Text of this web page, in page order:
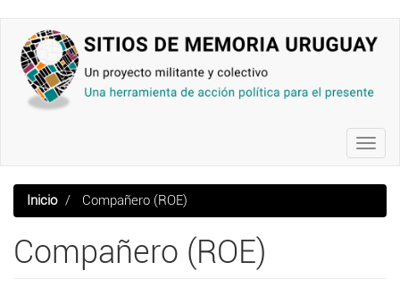
contenido
principal
Inicio Compañero (ROE)
Compañero (ROE)